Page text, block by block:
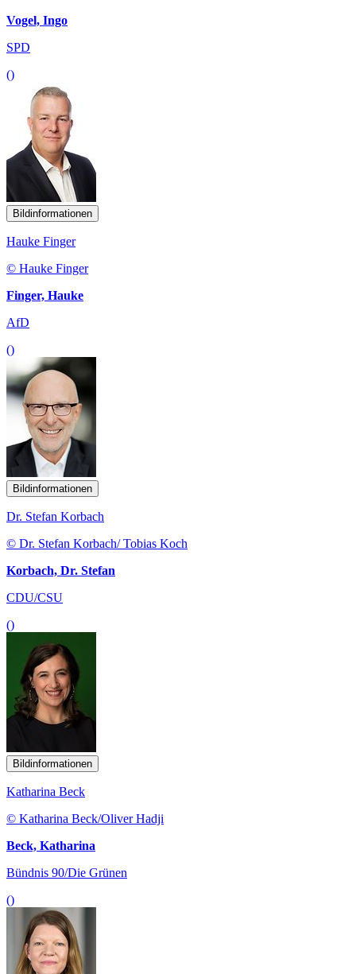
Vogel, Ingo
SPD
()
Bildinformationen
Hauke Finger
© Hauke Finger
Finger, Hauke
AfD
()
Bildinformationen
Dr. Stefan Korbach
© Dr. Stefan Korbach/ Tobias Koch
Korbach, Dr. Stefan
CDU/CSU
()
Bildinformationen
Katharina Beck
© Katharina Beck/Oliver Hadji
Beck, Katharina
Bündnis 90/Die Grünen
()